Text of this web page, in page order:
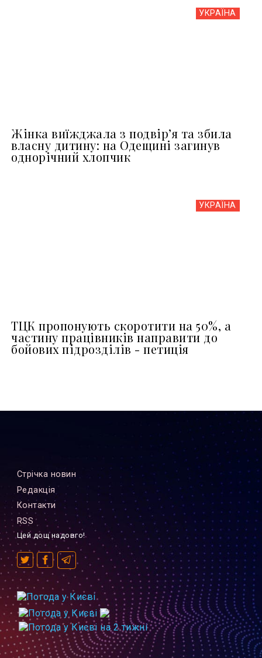
УКРАЇНА
Жінка виїжджала з подвір’я та збила
власну дитину: на Одещині загинув
однорічний хлопчик
УКРАЇНА
ТЦК пропонують скоротити на 50%, а
частину працівників направити до
бойових підрозділів - петиція
Стрiчка новин
Редакцiя
Контакти
RSS
Цей дощ надовго!